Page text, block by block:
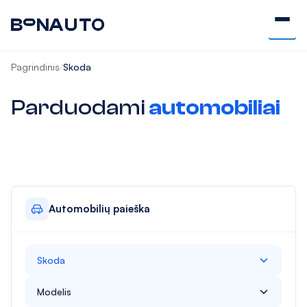
Pagrindinis/Skoda
Parduodamiautomobiliai
Automobilių paieška
Skoda
Alfa Romeo
Modelis